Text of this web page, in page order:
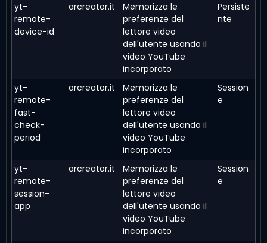
yt-
remote-
device-id
arcreator.it
Memorizza le
preferenze del
lettore video
dell'utente usando il
video YouTube
incorporato
Persiste
nte
yt-
remote-
fast-
check-
period
arcreator.it
Memorizza le
preferenze del
lettore video
dell'utente usando il
video YouTube
incorporato
Session
e
yt-
remote-
session-
app
arcreator.it
Memorizza le
preferenze del
lettore video
dell'utente usando il
video YouTube
incorporato
Session
e